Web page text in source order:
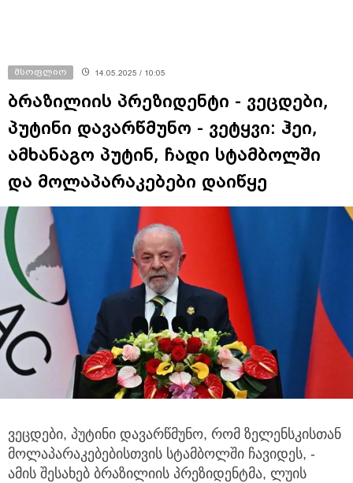
მსოფლიო 14.05.2025 / 10:05
ბრაზილიის პრეზიდენტი - ვეცდები,
პუტინი დავარწმუნო - ვეტყვი: ჰეი,
ამხანაგო პუტინ, ჩადი სტამბოლში
და მოლაპარაკებები დაიწყე
ვეცდები, პუტინი დავარწმუნო, რომ ზელენსკისთან
მოლაპარაკებებისთვის სტამბოლში ჩავიდეს, -
ამის შესახებ ბრაზილიის პრეზიდენტმა, ლუის